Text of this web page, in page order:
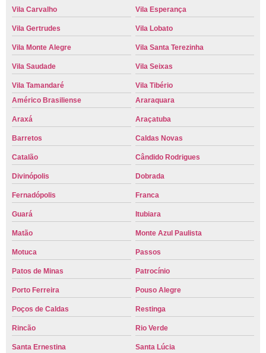
Vila Carvalho Vila Esperança
Vila Gertrudes Vila Lobato
Vila Monte Alegre Vila Santa Terezinha
Vila Saudade Vila Seixas
Vila Tamandaré
Vila Tibério
Américo Brasiliense
Araraquara
Araxá Araçatuba
Barretos Caldas Novas
Catalão Cândido Rodrigues
Divinópolis Dobrada
Fernadópolis Franca
Guará Itubiara
Matão Monte Azul Paulista
Motuca Passos
Patos de Minas Patrocínio
Porto Ferreira Pouso Alegre
Poços de Caldas Restinga
Rincão Rio Verde
Santa Ernestina Santa Lúcia